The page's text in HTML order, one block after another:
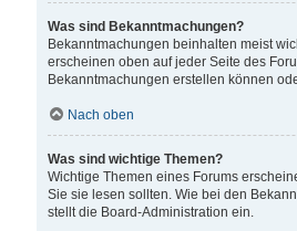
Was sind Bekanntmachungen?
Bekanntmachungen beinhalten meist
erscheinen oben auf jeder Seite des
Bekanntmachungen erstellen können
Nach oben
Was sind wichtige Themen?
Wichtige Themen eines Forums
Sie sie lesen sollten. Wie bei den
stellt die Board-Administration ein.